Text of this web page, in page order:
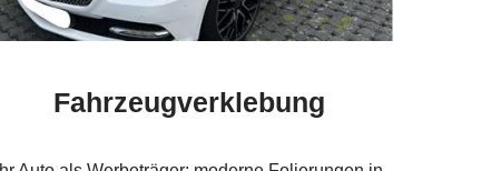
Fahrzeugverklebung